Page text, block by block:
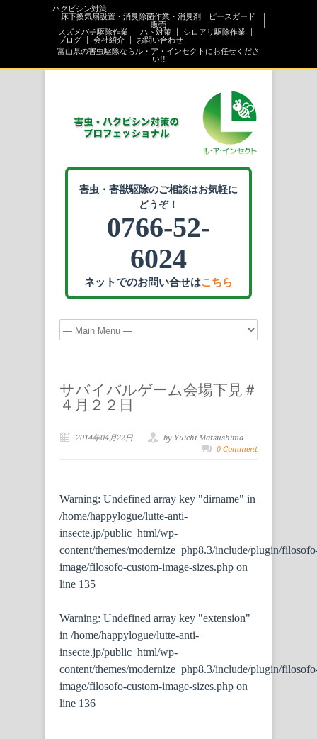
ハクビシン対策
床下換気扇設置・消臭除菌作業・消臭剤 ピースガード
販売
スズメバチ駆除作業
ハト対策
シロアリ駆除作業
ブログ
会社紹介
お問い合わせ
富山県の害虫駆除ならル・ア・インセクトにお任せくださ
い!!
害虫・害獣駆除のご相談はお気軽に
どうぞ！
0766-52-
6024
ネットでのお問い合せはこちら
サバイバルゲーム会場下見＃
４月２２日
2014年04月22日
by Yuichi Matsushima
0 Comment
Warning: Undefined array key "dirname" in
/home/happylogue/lutte-anti-
insecte.jp/public_html/wp-
content/themes/modernize_php8.3/include/plugin/
image/filosofo-custom-image-sizes.php on
line 135
Warning: Undefined array key "extension"
in /home/happylogue/lutte-anti-
insecte.jp/public_html/wp-
content/themes/modernize_php8.3/include/plugin/
image/filosofo-custom-image-sizes.php on
line 136